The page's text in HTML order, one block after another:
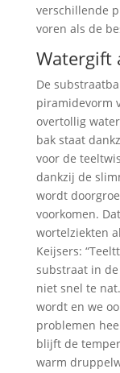
verschillende
voren als de
Watergift
De
piramidevorm
overtollig
bak staat
voor de
dankzij de
wordt
voorkomen.
wortelziekten
Keijsers:
substraat in
niet snel te
wordt en we
problemen
blijft de
warm